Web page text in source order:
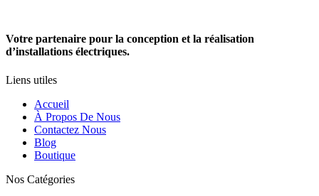
Votre partenaire pour la conception et la réalisation
d’installations électriques.
Liens utiles
Accueil
À Propos De Nous
Contactez Nous
Blog
Boutique
Nos Catégories